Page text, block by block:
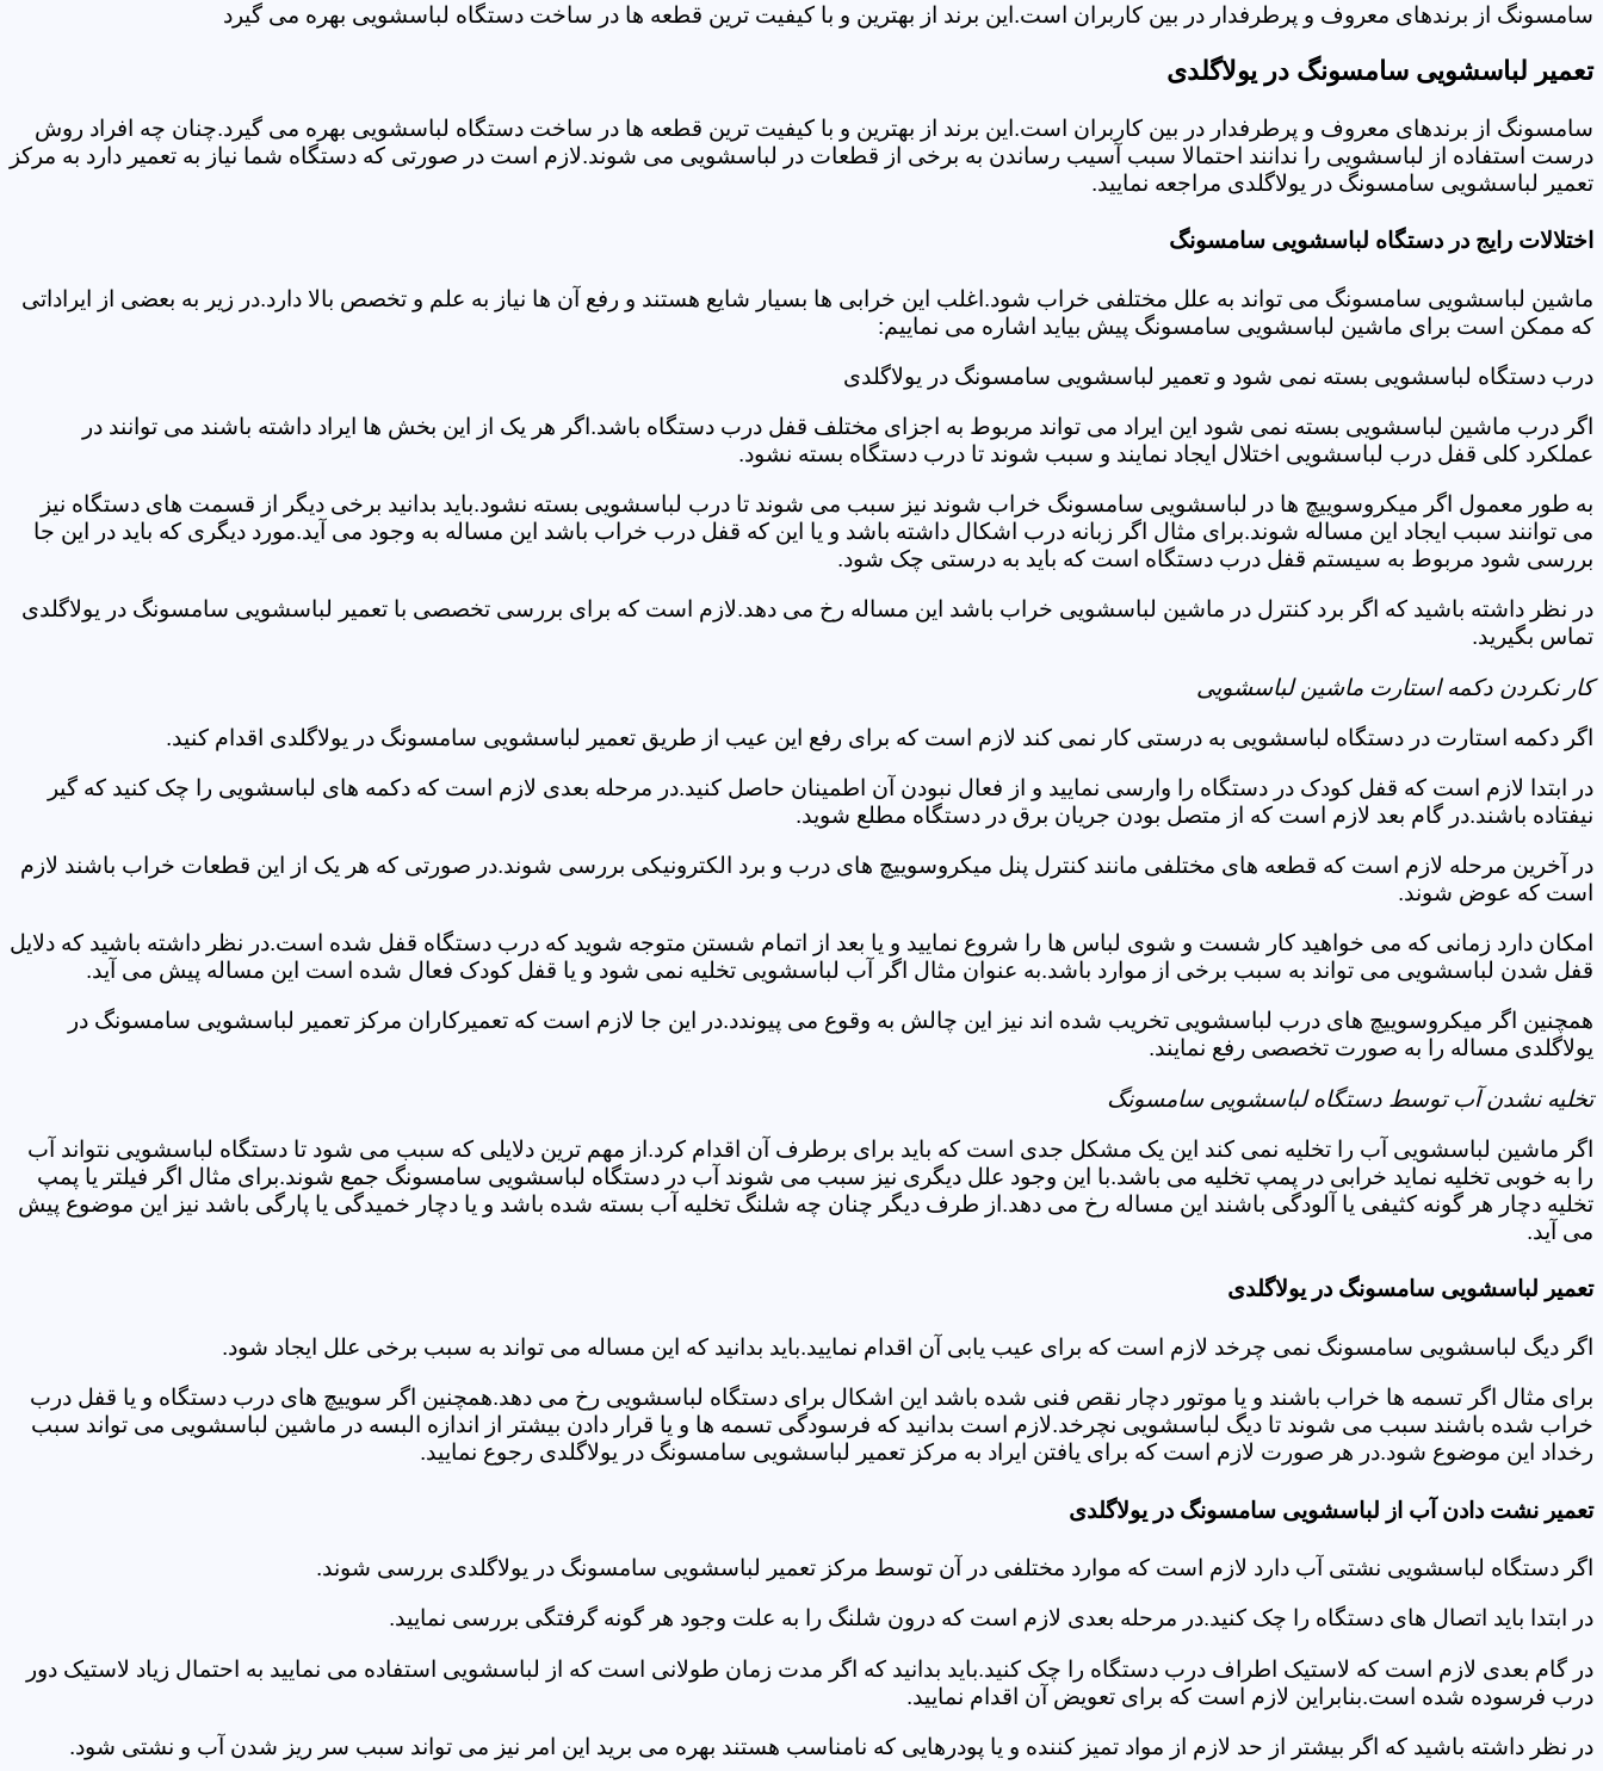
سامسونگ از برندهای معروف و پرطرفدار در بین کاربران است.این برند از بهترین و با کیفیت ترین قطعه ها در ساخت دستگاه لباسشویی بهره می گیرد
تعمیر لباسشویی سامسونگ در یولاگلدی
سامسونگ از برندهای معروف و پرطرفدار در بین کاربران است.این برند از بهترین و با کیفیت ترین قطعه ها در ساخت دستگاه لباسشویی بهره می گیرد.چنان چه افراد روش
درست استفاده از لباسشویی را ندانند احتمالا سبب آسیب رساندن به برخی از قطعات در لباسشویی می شوند.لازم است در صورتی که دستگاه شما نیاز به تعمیر دارد به مرکز
تعمیر لباسشویی سامسونگ در یولاگلدی مراجعه نمایید.
اختلالات رایج در دستگاه لباسشویی سامسونگ
ماشین لباسشویی سامسونگ می تواند به علل مختلفی خراب شود.اغلب این خرابی ها بسیار شایع هستند و رفع آن ها نیاز به علم و تخصص بالا دارد.در زیر به بعضی از ایراداتی
که ممکن است برای ماشین لباسشویی سامسونگ پیش بیاید اشاره می نماییم:
درب دستگاه لباسشویی بسته نمی شود و تعمیر لباسشویی سامسونگ در یولاگلدی
اگر درب ماشین لباسشویی بسته نمی شود این ایراد می تواند مربوط به اجزای مختلف قفل درب دستگاه باشد.اگر هر یک از این بخش ها ایراد داشته باشند می توانند در
عملکرد کلی قفل درب لباسشویی اختلال ایجاد نمایند و سبب شوند تا درب دستگاه بسته نشود.
به طور معمول اگر میکروسوییچ ها در لباسشویی سامسونگ خراب شوند نیز سبب می شوند تا درب لباسشویی بسته نشود.باید بدانید برخی دیگر از قسمت های دستگاه نیز
می توانند سبب ایجاد این مساله شوند.برای مثال اگر زبانه درب اشکال داشته باشد و یا این که قفل درب خراب باشد این مساله به وجود می آید.مورد دیگری که باید در این جا
بررسی شود مربوط به سیستم قفل درب دستگاه است که باید به درستی چک شود.
در نظر داشته باشید که اگر برد کنترل در ماشین لباسشویی خراب باشد این مساله رخ می دهد.لازم است که برای بررسی تخصصی با تعمیر لباسشویی سامسونگ در یولاگلدی
تماس بگیرید.
کار نکردن دکمه استارت ماشین لباسشویی
اگر دکمه استارت در دستگاه لباسشویی به درستی کار نمی کند لازم است که برای رفع این عیب از طریق تعمیر لباسشویی سامسونگ در یولاگلدی اقدام کنید.
در ابتدا لازم است که قفل کودک در دستگاه را وارسی نمایید و از فعال نبودن آن اطمینان حاصل کنید.در مرحله بعدی لازم است که دکمه های لباسشویی را چک کنید که گیر
نیفتاده باشند.در گام بعد لازم است که از متصل بودن جریان برق در دستگاه مطلع شوید.
در آخرین مرحله لازم است که قطعه های مختلفی مانند کنترل پنل میکروسوییچ های درب و برد الکترونیکی بررسی شوند.در صورتی که هر یک از این قطعات خراب باشند لازم
است که عوض شوند.
امکان دارد زمانی که می خواهید کار شست و شوی لباس ها را شروع نمایید و یا بعد از اتمام شستن متوجه شوید که درب دستگاه قفل شده است.در نظر داشته باشید که دلایل
قفل شدن لباسشویی می تواند به سبب برخی از موارد باشد.به عنوان مثال اگر آب لباسشویی تخلیه نمی شود و یا قفل کودک فعال شده است این مساله پیش می آید.
همچنین اگر میکروسوییچ های درب لباسشویی تخریب شده اند نیز این چالش به وقوع می پیوندد.در این جا لازم است که تعمیرکاران مرکز تعمیر لباسشویی سامسونگ در
یولاگلدی مساله را به صورت تخصصی رفع نمایند.
تخلیه نشدن آب توسط دستگاه لباسشویی سامسونگ
اگر ماشین لباسشویی آب را تخلیه نمی کند این یک مشکل جدی است که باید برای برطرف آن اقدام کرد.از مهم ترین دلایلی که سبب می شود تا دستگاه لباسشویی نتواند آب
را به خوبی تخلیه نماید خرابی در پمپ تخلیه می باشد.با این وجود علل دیگری نیز سبب می شوند آب در دستگاه لباسشویی سامسونگ جمع شوند.برای مثال اگر فیلتر یا پمپ
تخلیه دچار هر گونه کثیفی یا آلودگی باشند این مساله رخ می دهد.از طرف دیگر چنان چه شلنگ تخلیه آب بسته شده باشد و یا دچار خمیدگی یا پارگی باشد نیز این موضوع پیش
می آید.
تعمیر لباسشویی سامسونگ در یولاگلدی
اگر دیگ لباسشویی سامسونگ نمی چرخد لازم است که برای عیب یابی آن اقدام نمایید.باید بدانید که این مساله می تواند به سبب برخی علل ایجاد شود.
برای مثال اگر تسمه ها خراب باشند و یا موتور دچار نقص فنی شده باشد این اشکال برای دستگاه لباسشویی رخ می دهد.همچنین اگر سوییچ های درب دستگاه و یا قفل درب
خراب شده باشند سبب می شوند تا دیگ لباسشویی نچرخد.لازم است بدانید که فرسودگی تسمه ها و یا قرار دادن بیشتر از اندازه البسه در ماشین لباسشویی می تواند سبب
رخداد این موضوع شود.در هر صورت لازم است که برای یافتن ایراد به مرکز تعمیر لباسشویی سامسونگ در یولاگلدی رجوع نمایید.
تعمیر نشت دادن آب از لباسشویی سامسونگ در یولاگلدی
اگر دستگاه لباسشویی نشتی آب دارد لازم است که موارد مختلفی در آن توسط مرکز تعمیر لباسشویی سامسونگ در یولاگلدی بررسی شوند.
در ابتدا باید اتصال های دستگاه را چک کنید.در مرحله بعدی لازم است که درون شلنگ را به علت وجود هر گونه گرفتگی بررسی نمایید.
در گام بعدی لازم است که لاستیک اطراف درب دستگاه را چک کنید.باید بدانید که اگر مدت زمان طولانی است که از لباسشویی استفاده می نمایید به احتمال زیاد لاستیک دور
درب فرسوده شده است.بنابراین لازم است که برای تعویض آن اقدام نمایید.
در نظر داشته باشید که اگر بیشتر از حد لازم از مواد تمیز کننده و یا پودرهایی که نامناسب هستند بهره می برید این امر نیز می تواند سبب سر ریز شدن آب و نشتی شود.